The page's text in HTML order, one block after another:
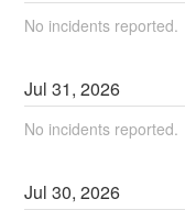
No incidents reported.
Jul31,2026
No incidents reported.
Jul30,2026